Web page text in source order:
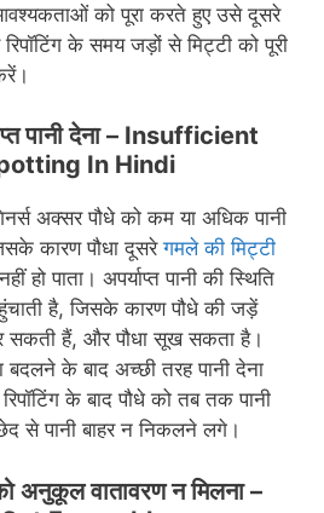
को पूरा करते हुए उसे दूसरे
के समय जड़ों से मिट्टी को पूरी
पानी देना – Insufficient
In Hindi
अक्सर पौधे को कम या अधिक पानी
कारण पौधा दूसरेगमले की मिट्टी
हो पाता। अपर्याप्त पानी की स्थिति
है, जिसके कारण पौधे की जड़ें
सकती हैं, और पौधा सूख सकता है।
बदलने के बाद अच्छी तरह पानी देना
के बाद पौधे को तब तक पानी
से पानी बाहर न निकलने लगे।
अनुकूल वातावरण न मिलना –